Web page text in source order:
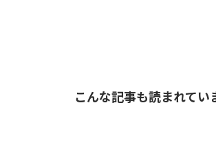
こんな記事も読まれてい